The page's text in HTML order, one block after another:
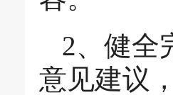
2、健全
意见建议